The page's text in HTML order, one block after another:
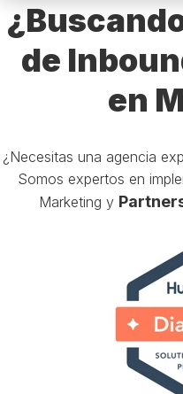
de
en
¿Necesitas una agencia
Somos expertos en
Marketing y